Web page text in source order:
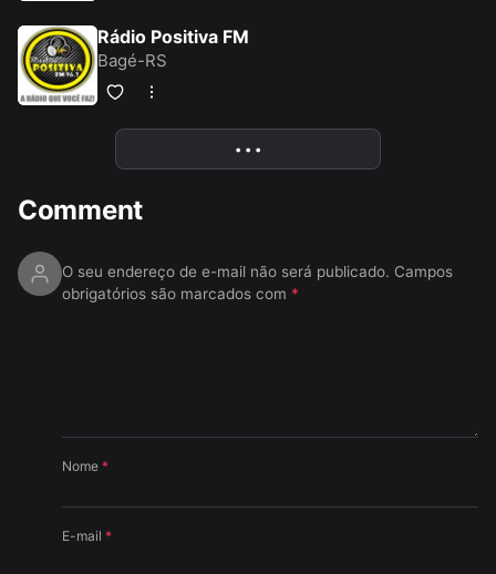
Rádio Positiva FM
Bagé-RS
• • •More
Comment
O seu endereço de e-mail não será publicado. Campos
obrigatórios são marcados com *
Nome *
E-mail *